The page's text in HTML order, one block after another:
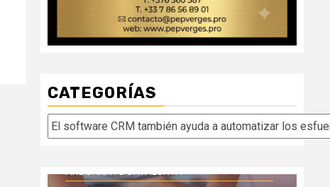
CATEGORÍAS
Categorías